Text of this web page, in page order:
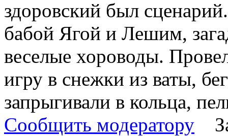
здоровский был
бабой Ягой и Лешим,
веселые хороводы.
игру в снежки из ваты,
запрыгивали в кольца,
Сообщить модератору